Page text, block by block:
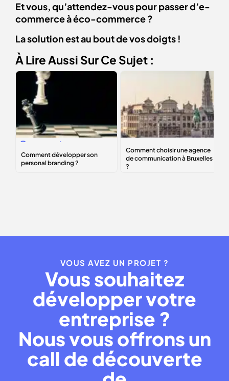
Et vous, qu’attendez-vous pour passer d’e-
commerce à éco-commerce ?
La solution est au bout de vos doigts !
À Lire Aussi Sur Ce Sujet :
Comment
développer son
personal
une agence de
communication à
VOUS AVEZ UN PROJET ?
Vous souhaitez
développer votre
entreprise ?
Nous vous offrons un
call de découverte